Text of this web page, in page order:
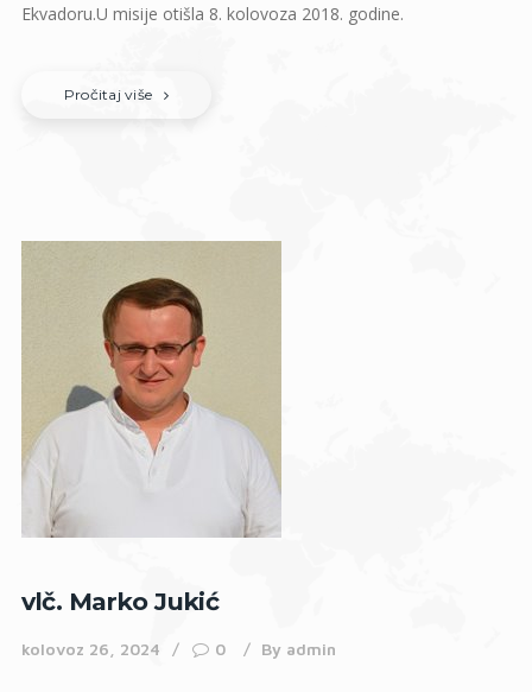
Ekvadoru.U misije otišla 8. kolovoza 2018. godine.
Pročitaj više
vlč. Marko Jukić
kolovoz 26, 2024 0 By admin